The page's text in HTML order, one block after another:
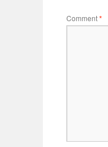
Comment*